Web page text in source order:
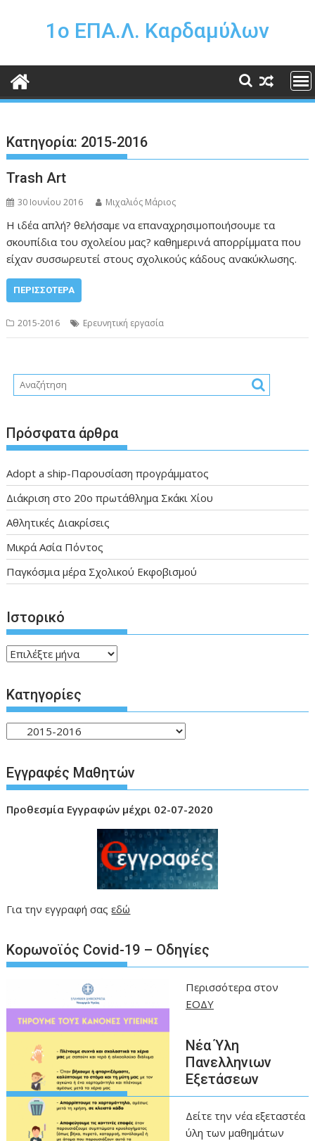
περιεχόμενο1o ΕΠΑ.Λ. Καρδαμύλων
Κατηγορία: 2015-2016
Trash Art
30 Ιουνίου 2016 Μιχαλιός Μάριος
Η ιδέα απλή? θελήσαμε να επαναχρησιμοποιήσουμε τα
σκουπίδια του σχολείου μας? καθημερινά απορρίμματα που
είχαν συσσωρευτεί στους σχολικούς κάδους ανακύκλωσης.
ΠΕΡΙΣΣΌΤΕΡΑ
2015-2016 Ερευνητική εργασία
Πρόσφατα άρθρα
Adopt a ship-Παρουσίαση προγράμματος
Διάκριση στο 20ο πρωτάθλημα Σκάκι Χίου
Αθλητικές Διακρίσεις
Μικρά Ασία Πόντος
Παγκόσμια μέρα Σχολικού Εκφοβισμού
Ιστορικό
Ιστορικό
Kατηγορίες
Kατηγορίες
Εγγραφές Μαθητών
Προθεσμία Εγγραφών μέχρι 02-07-2020
Για την εγγραφή σαςεδώ
Kορωνοϊός Covid-19 – Οδηγίες
Περισσότερα στον
ΕΟΔΥ
Νέα Ύλη
Πανελληνιων
Εξετάσεων
Δείτε την νέα εξεταστέα
ύλη των μαθημάτων